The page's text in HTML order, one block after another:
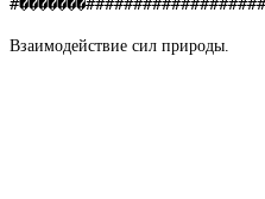
Взаимодействие сил природы.